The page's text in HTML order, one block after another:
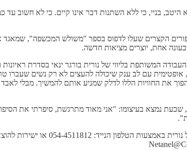
בניי, כי ללא השתנות דבר אינו קיים. כי לא חשוב
הקצרים שעלו לדפוס בספר "משולש המכשפה",
אחת, יוצרים מציאות חדשה.
העבודה המשותפת בליווי של נורית בורגר ינאי בסדרת
עם לב ענק שיכולה להעצים לא רק נשים שעברו
החוויות הללו לדלק שמניע אותם להמשיך. מבלי לאבד
שכעת נמצא בעיצומו: "אני מאוד מתרגשת, סיפרתי את
לפרסום הסיפור המרגש של נורית בורגר ינאי במדיה